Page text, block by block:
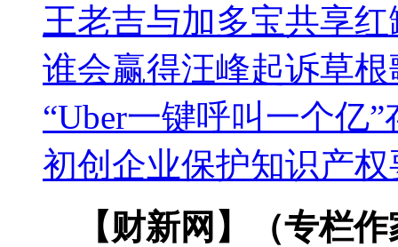
王老吉与加多宝共享
谁会赢得汪峰起诉草
“Uber一键呼叫一个亿
初创企业保护知识产
【财新网】（专栏